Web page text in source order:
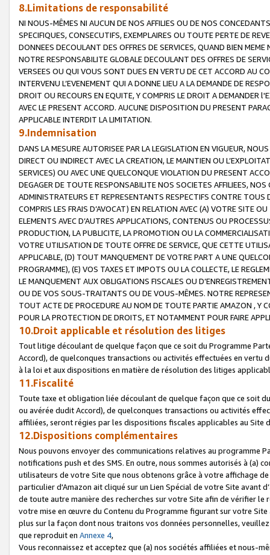
8.Limitations de responsabilité
NI NOUS-MÊMES NI AUCUN DE NOS AFFILIES OU DE NOS
SPECIFIQUES, CONSECUTIFS, EXEMPLAIRES OU TOUTE PERTE DE
DONNEES DECOULANT DES OFFRES DE SERVICES, QUAND BIEN
NOTRE RESPONSABILITE GLOBALE DECOULANT DES OFFRES DE
VERSEES OU QUI VOUS SONT DUES EN VERTU DE CET ACCORD AU
INTERVENU L’EVENEMENT QUI A DONNE LIEU A LA DEMANDE DE
DROIT OU RECOURS EN EQUITE, Y COMPRIS LE DROIT A DEMANDER
AVEC LE PRESENT ACCORD. AUCUNE DISPOSITION DU PRESENT
APPLICABLE INTERDIT LA LIMITATION.
9.Indemnisation
DANS LA MESURE AUTORISEE PAR LA LEGISLATION EN VIGUEUR,
DIRECT OU INDIRECT AVEC LA CREATION, LE MAINTIEN OU
SERVICES) OU AVEC UNE QUELCONQUE VIOLATION DU PRESENT
DEGAGER DE TOUTE RESPONSABILITE NOS SOCIETES AFFILIEES,
ADMINISTRATEURS ET REPRESENTANTS RESPECTIFS CONTRE
COMPRIS LES FRAIS D’AVOCAT) EN RELATION AVEC (A) VOTRE SITE
ELEMENTS AVEC D’AUTRES APPLICATIONS, CONTENUS OU
PRODUCTION, LA PUBLICITE, LA PROMOTION OU LA
VOTRE UTILISATION DE TOUTE OFFRE DE SERVICE, QUE CETTE
APPLICABLE, (D) TOUT MANQUEMENT DE VOTRE PART A UNE
PROGRAMME), (E) VOS TAXES ET IMPOTS OU LA COLLECTE, LE
LE MANQUEMENT AUX OBLIGATIONS FISCALES OU
OU DE VOS SOUS-TRAITANTS OU DE VOUS-MÊMES. NOTRE
TOUT ACTE DE PROCEDURE AU NOM DE TOUTE PARTIE AMAZON , Y
POUR LA PROTECTION DE DROITS, ET NOTAMMENT POUR FAIRE
10.Droit applicable et résolution des litiges
Tout litige découlant de quelque façon que ce soit du Programme
Accord), de quelconques transactions ou activités effectuées en vertu
à la loi et aux dispositions en matière de résolution des litiges
11.Fiscalité
Toute taxe et obligation liée découlant de quelque façon que ce soit
ou avérée dudit Accord), de quelconques transactions ou activités
affiliées, seront régies par les dispositions fiscales applicables au Site
12.Dispositions complémentaires
Nous pouvons envoyer des communications relatives au programme
notifications push et des SMS. En outre, nous sommes autorisés à
utilisateurs de votre Site que nous obtenons grâce à votre affichage
particulier d'Amazon ait cliqué sur un Lien Spécial de votre Site avant
de toute autre manière des recherches sur votre Site afin de vérifier
votre mise en œuvre du Contenu du Programme figurant sur votre
plus sur la façon dont nous traitons vos données personnelles,
que reproduit en Annexe 4,
Vous reconnaissez et acceptez que (a) nos sociétés affiliées et nous-